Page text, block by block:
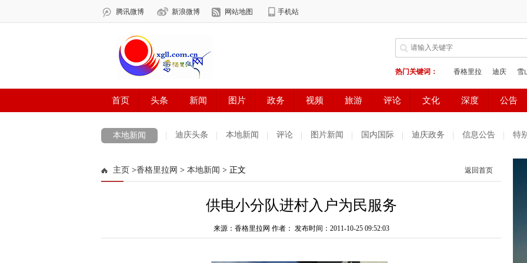
本地新闻 迪庆头条 本地新闻 评论 图片新闻 国内国际 迪庆政务 信息公告 特
主页 >香格里拉网 > 本地新闻 > 正文 返回首页
供电小分队进村入户为民服务
来源：香格里拉网 作者： 发布时间：2011-10-25 09:52:03